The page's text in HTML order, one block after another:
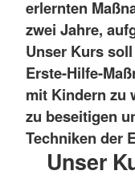
erlernten
zwei Jahre,
Unser Kurs
Erste-Hilfe-
mit Kindern zu
zu beseitigen
Techniken der
Unser